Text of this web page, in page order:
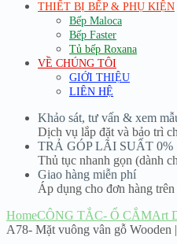
THIẾT BỊ BẾP & PHỤ KIỆN
Bếp Maloca
Bếp Faster
Tủ bếp Roxana
VỀ CHÚNG TÔI
GIỚI THIỆU
LIÊN HỆ
Khảo sát, tư vấn & xem
Dịch vụ lắp đặt và bảo trì
TRẢ GÓP LÃI SUẤT 0%
Thủ tục nhanh gọn (dành
Giao hàng miễn phí
Áp dụng cho đơn hàng
HomeCÔNG TẮC- Ổ CẮMArt
A78- Mặt vuông vân gỗ Wooden